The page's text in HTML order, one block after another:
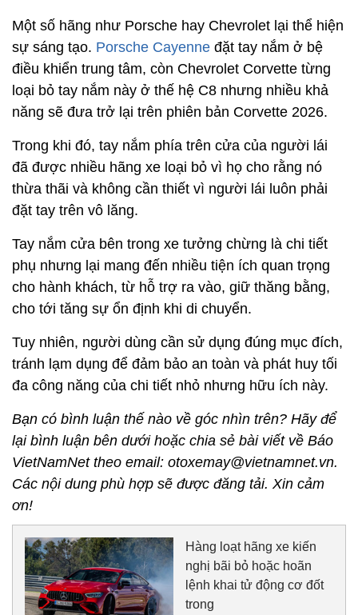
Một số hãng như Porsche hay Chevrolet lại thể hiện
sự sáng tạo. Porsche Cayenne đặt tay nắm ở bệ
điều khiển trung tâm, còn Chevrolet Corvette từng
loại bỏ tay nắm này ở thế hệ C8 nhưng nhiều khả
năng sẽ đưa trở lại trên phiên bản Corvette 2026.
Trong khi đó, tay nắm phía trên cửa của người lái
đã được nhiều hãng xe loại bỏ vì họ cho rằng nó
thừa thãi và không cần thiết vì người lái luôn phải
đặt tay trên vô lăng.
Tay nắm cửa bên trong xe tưởng chừng là chi tiết
phụ nhưng lại mang đến nhiều tiện ích quan trọng
cho hành khách, từ hỗ trợ ra vào, giữ thăng bằng,
cho tới tăng sự ổn định khi di chuyển.
Tuy nhiên, người dùng cần sử dụng đúng mục đích,
tránh lạm dụng để đảm bảo an toàn và phát huy tối
đa công năng của chi tiết nhỏ nhưng hữu ích này.
Bạn có bình luận thế nào về góc nhìn trên? Hãy để
lại bình luận bên dưới hoặc chia sẻ bài viết về Báo
VietNamNet theo email: otoxemay@vietnamnet.vn.
Các nội dung phù hợp sẽ được đăng tải. Xin cảm
ơn!
Hàng loạt hãng xe kiến
nghị bãi bỏ hoặc hoãn
lệnh khai tử động cơ đốt
trong